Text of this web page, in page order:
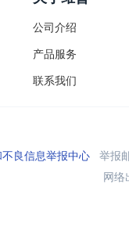
公司介绍
产品服务
联系我们
良信息举报中心举报
网